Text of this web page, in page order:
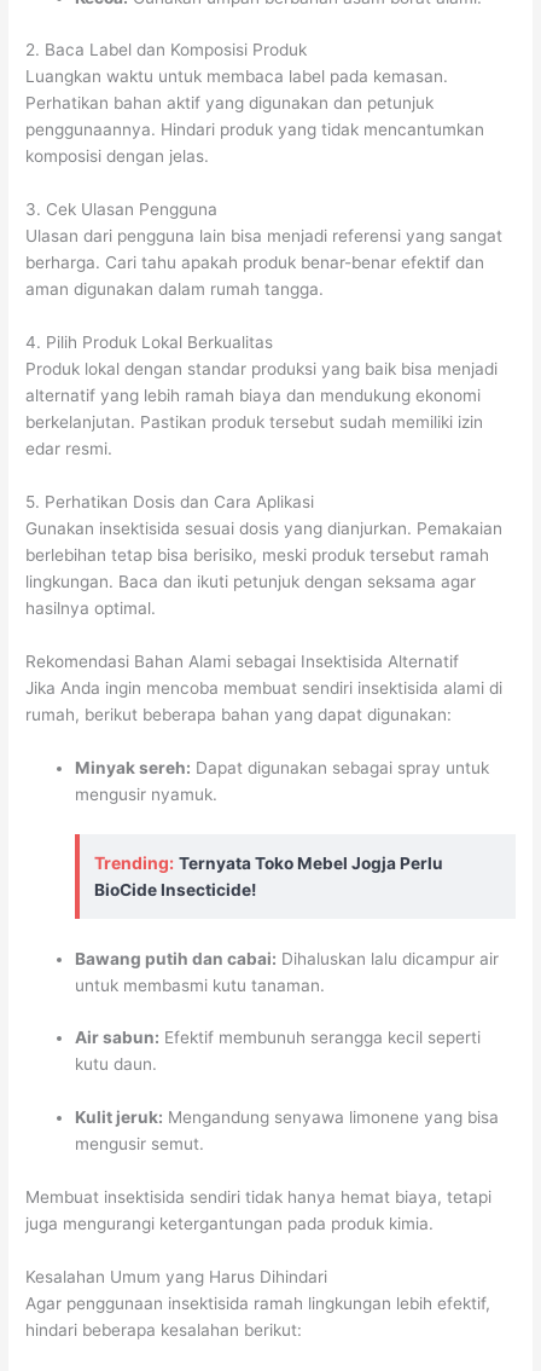
2. Baca Label dan Komposisi Produk
Luangkan waktu untuk membaca label pada kemasan.
Perhatikan bahan aktif yang digunakan dan petunjuk
penggunaannya. Hindari produk yang tidak mencantumkan
komposisi dengan jelas.
3. Cek Ulasan Pengguna
Ulasan dari pengguna lain bisa menjadi referensi yang sangat
berharga. Cari tahu apakah produk benar-benar efektif dan
aman digunakan dalam rumah tangga.
4. Pilih Produk Lokal Berkualitas
Produk lokal dengan standar produksi yang baik bisa menjadi
alternatif yang lebih ramah biaya dan mendukung ekonomi
berkelanjutan. Pastikan produk tersebut sudah memiliki izin
edar resmi.
5. Perhatikan Dosis dan Cara Aplikasi
Gunakan insektisida sesuai dosis yang dianjurkan. Pemakaian
berlebihan tetap bisa berisiko, meski produk tersebut ramah
lingkungan. Baca dan ikuti petunjuk dengan seksama agar
hasilnya optimal.
Rekomendasi Bahan Alami sebagai Insektisida Alternatif
Jika Anda ingin mencoba membuat sendiri insektisida alami di
rumah, berikut beberapa bahan yang dapat digunakan:
Minyak sereh: Dapat digunakan sebagai spray untuk
mengusir nyamuk.
Trending: Ternyata Toko Mebel Jogja Perlu
BioCide Insecticide!
Bawang putih dan cabai: Dihaluskan lalu dicampur air
untuk membasmi kutu tanaman.
Air sabun: Efektif membunuh serangga kecil seperti
kutu daun.
Kulit jeruk: Mengandung senyawa limonene yang bisa
mengusir semut.
Membuat insektisida sendiri tidak hanya hemat biaya, tetapi
juga mengurangi ketergantungan pada produk kimia.
Kesalahan Umum yang Harus Dihindari
Agar penggunaan insektisida ramah lingkungan lebih efektif,
hindari beberapa kesalahan berikut: